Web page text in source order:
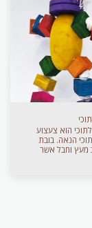
הוא צעצוע
הנאה. בובת
מעץ וחבל אשר
זמן רב יותר.